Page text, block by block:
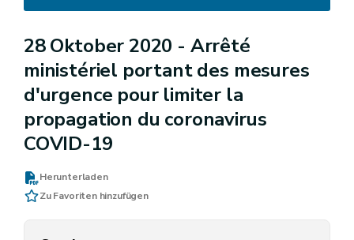
28 Oktober 2020 - Arrêté
ministériel portant des mesures
d'urgence pour limiter la
propagation du coronavirus
COVID-19
Herunterladen
Zu Favoriten hinzufügen